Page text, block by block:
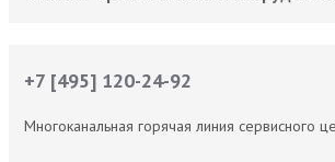
+7 [495] 120-24-92
Многоканальная горячая линия сервисного